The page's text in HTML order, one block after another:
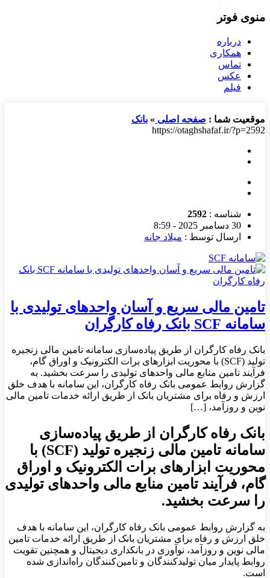
منوی فوتر
درباره
همکاری
تماس
عکس
فیلم
موقعیت شما : صفحه اصلی » بانک
https://otaghshafaf.ir/?p=2592
شناسه : 2592
30 دسامبر 2025 - 8:59
ارسال توسط : میلاد جانه
تامین مالی سریع و آسان واحدهای تولیدی با
سامانه SCF بانک رفاه کارگران
بانک رفاه کارگران از طریق پیاده‌سازی سامانه تامین مالی زنجیره
تولید (SCF) با محوریت ابزارهای برات الکترونیک و اوراق گام،
فرآیند تامین منابع مالی واحدهای تولیدی را سرعت بخشید. به
گزارش روابط عمومی بانک رفاه کارگران، این سامانه با هدف خلق
ارزش و رفاه برای مشتریان بانک از طریق ارائه خدمات تامین مالی
نوین و روزآمد، […]
بانک رفاه کارگران از طریق پیاده‌سازی
سامانه تامین مالی زنجیره تولید (SCF) با
محوریت ابزارهای برات الکترونیک و اوراق
گام، فرآیند تامین منابع مالی واحدهای تولیدی
را سرعت بخشید.
به گزارش روابط عمومی بانک رفاه کارگران، این سامانه با هدف
خلق ارزش و رفاه برای مشتریان بانک از طریق ارائه خدمات تامین
مالی نوین و روزآمد، نوآوری در بانکداری دیجیتال و همچنین تقویت
روابط پایدار میان تولیدکنندگان و تامین‌کنندگان راه‌اندازی شده
است.